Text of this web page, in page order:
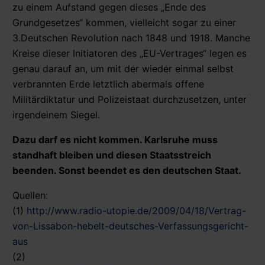
zu einem Aufstand gegen dieses „Ende des
Grundgesetzes“ kommen, vielleicht sogar zu einer
3.Deutschen Revolution nach 1848 und 1918. Manche
Kreise dieser Initiatoren des „EU-Vertrages“ legen es
genau darauf an, um mit der wieder einmal selbst
verbrannten Erde letztlich abermals offene
Militärdiktatur und Polizeistaat durchzusetzen, unter
irgendeinem Siegel.
Dazu darf es nicht kommen. Karlsruhe muss
standhaft bleiben und diesen Staatsstreich
beenden. Sonst beendet es den deutschen Staat.
Quellen:
(1) http://www.radio-utopie.de/2009/04/18/Vertrag-
von-Lissabon-hebelt-deutsches-Verfassungsgericht-
aus
(2)